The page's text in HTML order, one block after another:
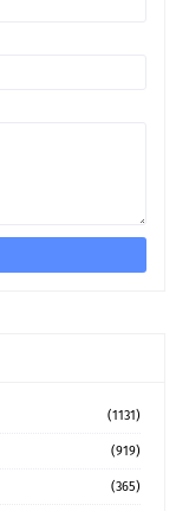
(1131)
(919)
(365)